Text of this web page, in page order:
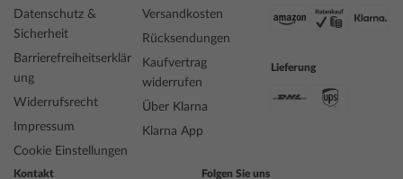
Datenschutz &
Sicherheit
Barrierefreiheitserklär
ung
Widerrufsrecht
Impressum
Cookie Einstellungen
Versandkosten
Rücksendungen
Kaufvertrag
widerrufen
Über Klarna
Klarna App
Lieferung
Kontakt Folgen Sie uns